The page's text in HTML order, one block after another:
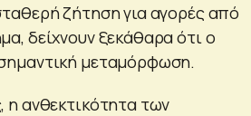
ζήτηση για αγορές από
δείχνουν ξεκάθαρα ότι ο
μεταμόρφωση.
η ανθεκτικότητα των